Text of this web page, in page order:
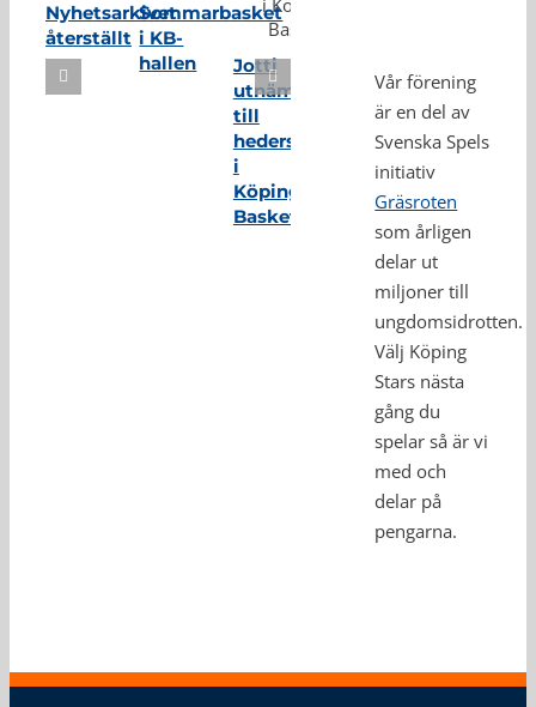
Nyhetsarkivet
återställt
Sommarbasket
i KB-
hallen
Jotti
utnämnd
till
hedersmedlem
i
Köping
Basket
Vår förening
är en del av
Svenska Spels
initiativ
Gräsroten
som årligen
delar ut
miljoner till
ungdomsidrotten.
Välj Köping
Stars nästa
gång du
spelar så är vi
med och
delar på
pengarna.